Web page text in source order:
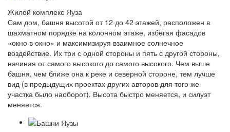
Жилой комплекс Яуза
Сам дом, башня высотой от 12 до 42 этажей, расположен в
шахматном порядке на колонном этаже, избегая фасадов
«окно в окно» и максимизируя взаимное солнечное
воздействие. Их три с одной стороны и пять с другой стороны,
начиная от самого высокого до самого высокого. Чем выше
башня, чем ближе она к реке и северной стороне, тем лучше
вид (в предыдущих проектах других авторов для того же
участка было наоборот). Высота быстро меняется, и силуэт
меняется.